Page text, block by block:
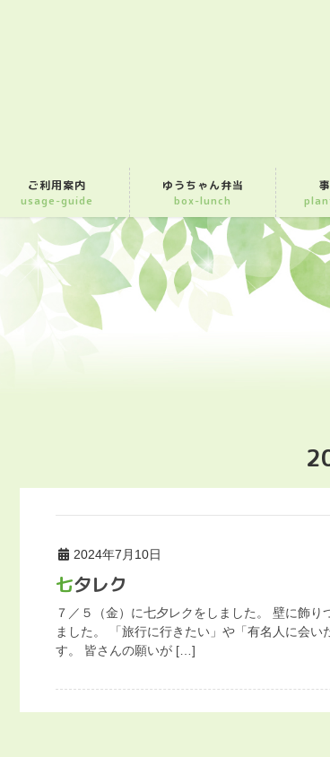
ご利用案内
usage-guide
ゆうちゃん弁当
box-lunch
2024年7月10日
七夕レク
７／５（金）に七夕レクをしました。 壁に飾
ました。 「旅行に行きたい」や「有名人に会
す。 皆さんの願いが […]